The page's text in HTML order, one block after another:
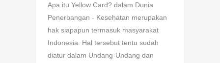
Apa itu Yellow Card? dalam Dunia
Penerbangan - Kesehatan merupakan
hak siapapun termasuk masyarakat
Indonesia. Hal tersebut tentu sudah
diatur dalam Undang-Undang dan